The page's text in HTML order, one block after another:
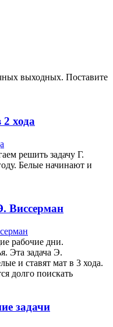
выходных. Поставите
хода
решить задачу Г.
Белые начинают и
Виссерман
рабочие дни.
Эта задача Э.
и ставят мат в 3 хода.
долго поискать
задачи